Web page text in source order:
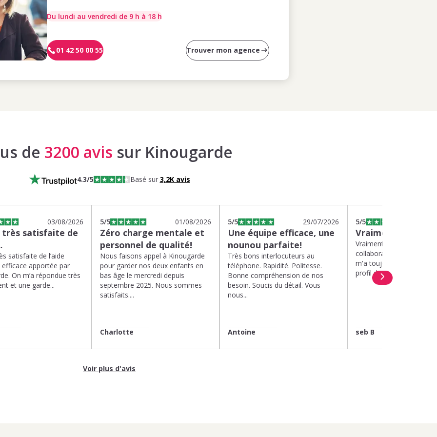
Du lundi au vendredi de 9 h à 18 h
01 42 50 00 55 Trouver mon agence
de 3200 avis sur Kinougarde
4.3/5 Basé sur 3,2Kavis
03/08/2026
très satisfaite de
satisfaite de l’aide
efficace apportée par
On m’a répondue très
et une garde...
5/5 01/08/2026
Zéro charge mentale et
personnel de qualité!
Nous faisons appel à Kinougarde
pour garder nos deux enfants en
bas âge le mercredi depuis
septembre 2025. Nous sommes
satisfaits....
Charlotte
5/5 29/07/2026
Une équipe efficace, une
nounou parfaite!
Très bons interlocuteurs au
téléphone. Rapidité. Politesse.
Bonne compréhension de nos
besoin. Soucis du détail. Vous
nous...
Antoine
5/5
Vraiment top
Vraiment top, plus d'un
collaboration avec
m'a toujours proposé de
profil de nounou. Et
seb B
Voir plus d'avis